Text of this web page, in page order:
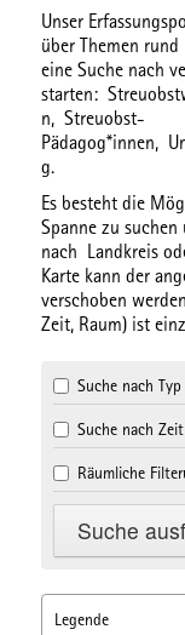
Unser
über Themen
eine Suche nach
starten:
n, Streuobst-
Pädagog*innen,
g.
Es besteht die
Spannezu suchen
nach Landkreis
Karte kann der
verschoben
Zeit, Raum) ist
Suche nach Typ
Suche nach
Räumliche
Legende